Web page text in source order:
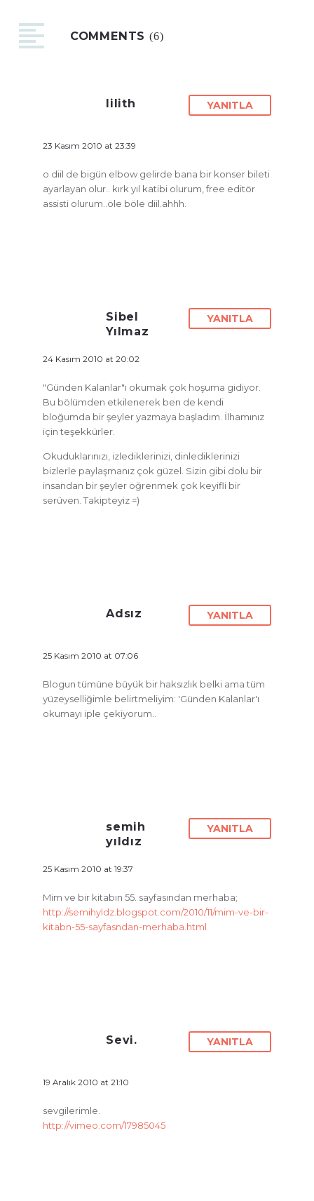
COMMENTS(6)
lilith
23 Kasım 2010 at 23:39
YANITLA
o diil de bigün elbow gelirde bana bir konser bileti
ayarlayan olur.. kırk yıl katibi olurum, free editör
assisti olurum..öle böle diil.ahhh.
Sibel
Yılmaz
24 Kasım 2010 at 20:02
YANITLA
"Günden Kalanlar"ı okumak çok hoşuma gidiyor.
Bu bölümden etkilenerek ben de kendi
bloğumda bir şeyler yazmaya başladım. İlhamınız
için teşekkürler.
Okuduklarınızı, izlediklerinizi, dinlediklerinizi
bizlerle paylaşmanız çok güzel. Sizin gibi dolu bir
insandan bir şeyler öğrenmek çok keyifli bir
serüven. Takipteyiz =)
Adsız
25 Kasım 2010 at 07:06
YANITLA
Blogun tümüne büyük bir haksızlık belki ama tüm
yüzeyselliğimle belirtmeliyim: 'Günden Kalanlar'ı
okumayı iple çekiyorum..
semih
yıldız
25 Kasım 2010 at 19:37
YANITLA
Mim ve bir kitabın 55. sayfasından merhaba;
http://semihyldz.blogspot.com/2010/11/mim-ve-bir-
kitabn-55-sayfasndan-merhaba.html
Sevi.
19 Aralık 2010 at 21:10
YANITLA
sevgilerimle.
http://vimeo.com/17985045